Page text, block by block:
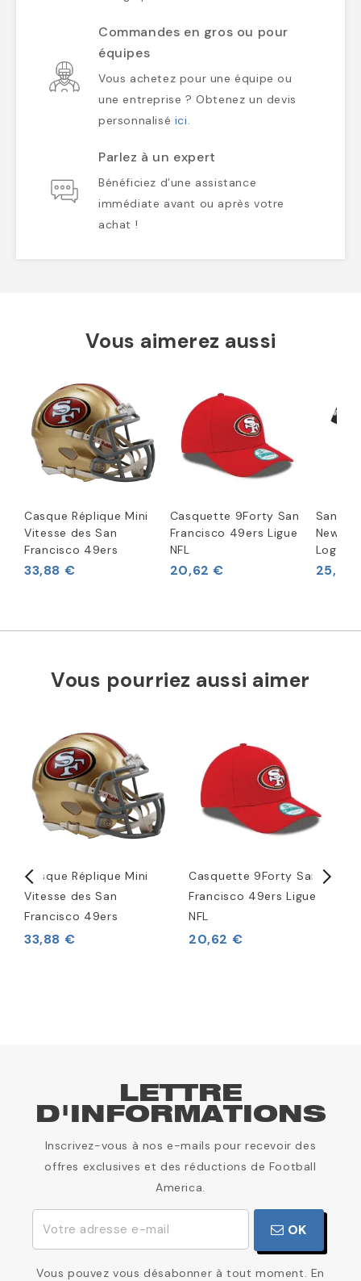
Commandes en gros ou pour
équipes
Vous achetez pour une équipe ou
une entreprise ? Obtenez un devis
personnalisé ici.
Parlez à un expert
Bénéficiez d’une assistance
immédiate avant ou après votre
achat !
Vous aimerez aussi
Casque Réplique Mini
Vitesse des San
Francisco 49ers
33,88 €
Casquette 9Forty San
Francisco 49ers Ligue
NFL
20,62 €
San
New
Logo
25,62
Vous pourriez aussi aimer
Casque Réplique Mini
Vitesse des San
Francisco 49ers
33,88 €
Casquette 9Forty San
Francisco 49ers Ligue
NFL
20,62 €
LETTRE
D'INFORMATIONS
Inscrivez-vous à nos e-mails pour recevoir des
offres exclusives et des réductions de Football
America.
OK
Vous pouvez vous désabonner à tout moment. En